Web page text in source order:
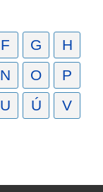
F G
H
N O
P
U Ú
V